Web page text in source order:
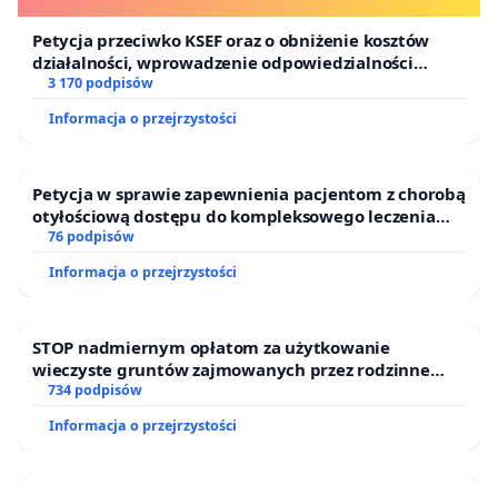
Petycja przeciwko KSEF oraz o obniżenie kosztów
działalności, wprowadzenie odpowiedzialności
finansowej kluczowych urzędników i sędziów
3 170 podpisów
Informacja o przejrzystości
Petycja w sprawie zapewnienia pacjentom z chorobą
otyłościową dostępu do kompleksowego leczenia
oraz programów profilaktycznych.
76 podpisów
Informacja o przejrzystości
STOP nadmiernym opłatom za użytkowanie
wieczyste gruntów zajmowanych przez rodzinne
ogrody działkowe.
734 podpisów
Informacja o przejrzystości